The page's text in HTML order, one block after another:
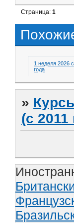
Страница:1
1 неделя 2026
года
»
(с 2011